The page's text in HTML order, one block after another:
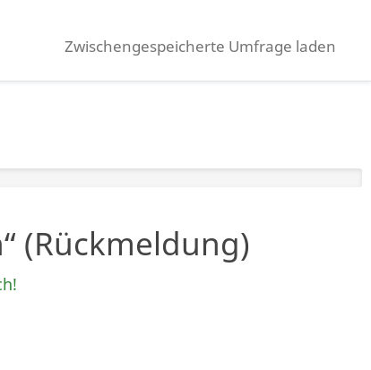
Zwischengespeicherte Umfrage laden
(Rückmeldung)